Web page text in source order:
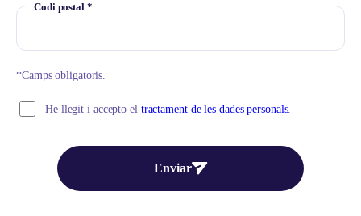
Codi postal *
*Camps obligatoris.
He llegit i accepto el tractament de les dades personals.
Enviar